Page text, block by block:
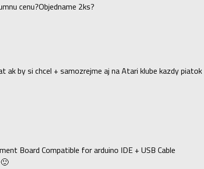
cenu?Objedname 2ks?
ak by si chcel + samozrejme aj na Atari klube kazdy
Board Compatible for arduino IDE + USB Cable